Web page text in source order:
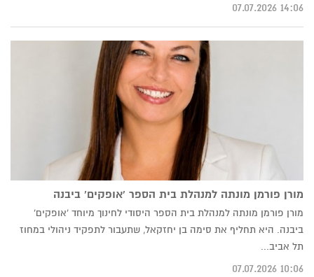
14:06 07.07.2026
מורן פורמן מונתה למנהלת בית הספר 'אופקים' ביבנה
מורן פורמן מונתה למנהלת בית הספר היסודי לחינוך מיוחד 'אופקים'
ביבנה. היא תחליף את סימה בן יחזקאל, שתעבור לתפקיד ניהולי במחוז
תל אביב...
10:06 07.07.2026